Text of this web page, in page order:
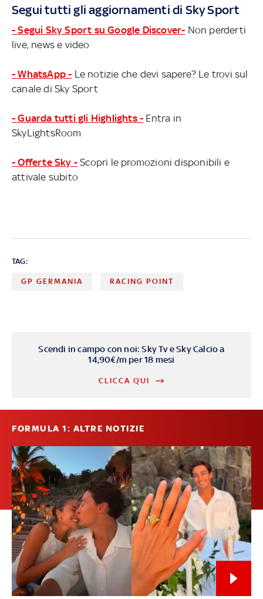
Segui tutti gli aggiornamenti di Sky Sport
- Segui Sky Sport su Google Discover- Non perderti
live, news e video
- WhatsApp - Le notizie che devi sapere? Le trovi sul
canale di Sky Sport
- Guarda tutti gli Highlights - Entra in
SkyLightsRoom
- Offerte Sky - Scopri le promozioni disponibili e
attivale subito
TAG:
GP GERMANIA RACING POINT
Scendi in campo con noi: Sky Tv e Sky Calcio a
14,90€/m per 18 mesi
CLICCA QUI
FORMULA 1: ALTRE NOTIZIE